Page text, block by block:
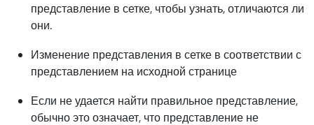
представление в сетке, чтобы узнать, отличаются ли
они.
Изменение представления в сетке в соответствии с
представлением на исходной странице
Если не удается найти правильное представление,
обычно это означает, что представление не